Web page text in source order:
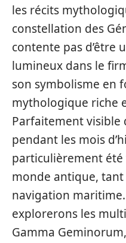
les récits
constellation des
contente pas d’être
lumineux dans le
son symbolisme en
mythologique riche
Parfaitement visible
pendant les mois
particulièrement été
monde antique, tant
navigation
explorerons les
Gamma